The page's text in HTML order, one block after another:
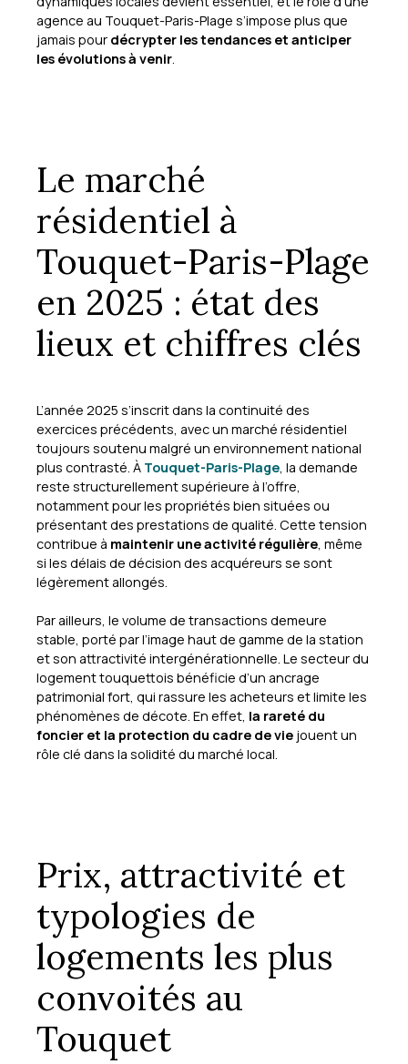
agence au Touquet-Paris-Plage s’impose plus que
jamais pour décrypter les tendances et anticiper
les évolutions à venir
Le marché
résidentiel à
Touquet-Paris-Plage
en 2025 : état des
lieux et chiffres clés
L’année 2025 s’inscrit dans la continuité des
exercices précédents, avec un marché résidentiel
toujours soutenu malgré un environnement national
plus contrasté. À Touquet-Paris-Plage , la demande
reste structurellement supérieure à l’offre,
notamment pour les propriétés bien situées ou
présentant des prestations de qualité. Cette tension
contribue à maintenir une activité régulière , même
si les délais de décision des acquéreurs se sont
légèrement allongés.
Par ailleurs, le volume de transactions demeure
stable, porté par l’image haut de gamme de la station
et son attractivité intergénérationnelle. Le secteur du
logement touquettois bénéficie d’un ancrage
patrimonial fort, qui rassure les acheteurs et limite les
phénomènes de décote. En effet, la rareté du
foncier et la protection du cadre de vie jouent un
rôle clé dans la solidité du marché local.
Prix, attractivité et
typologies de
logements les plus
convoités au
Touquet